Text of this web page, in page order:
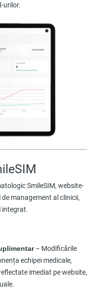
urilor.
SmileSIM, website-
management al clinicii,
integrat.
– Modificările
echipei medicale,
imediat pe website,